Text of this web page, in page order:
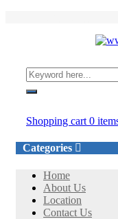
Shopping cart 0
Categories
Home
About Us
Location
Contact Us